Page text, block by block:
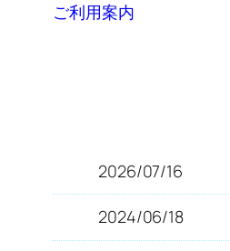
ご利用案内
2026/07/16
2024/06/18